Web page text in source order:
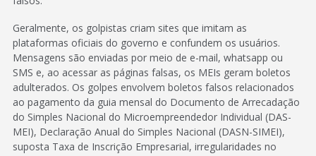
Geralmente, os golpistas criam sites que imitam as
plataformas oficiais do governo e confundem os usuários.
Mensagens são enviadas por meio de e-mail, whatsapp ou
SMS e, ao acessar as páginas falsas, os MEIs geram boletos
adulterados. Os golpes envolvem boletos falsos relacionados
ao pagamento da guia mensal do Documento de Arrecadação
do Simples Nacional do Microempreendedor Individual (DAS-
MEI), Declaração Anual do Simples Nacional (DASN-SIMEI),
suposta Taxa de Inscrição Empresarial, irregularidades no